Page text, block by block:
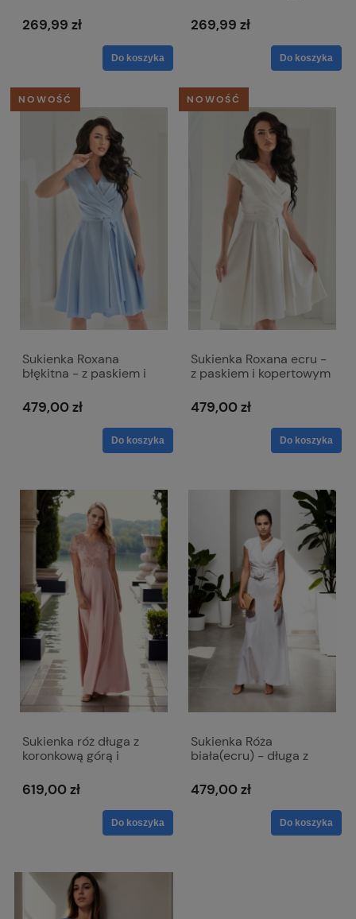
269,99 zł
Do koszyka
269,99 zł
Do koszyka
Sukienka Roxana
błękitna - z paskiem i
479,00 zł
Do koszyka
NOWOŚĆ
Sukienka Roxana ecru -
z paskiem i kopertowym
479,00 zł
Do koszyka
NOWOŚĆ
Sukienka róż długa z
koronkową górą i
Paula
619,00 zł
Do koszyka
Sukienka Róża
biała(ecru) - długa z
479,00 zł
Do koszyka